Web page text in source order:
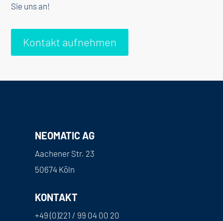
Sie uns an!
Kontakt aufnehmen
NEOMATIC AG
Aachener Str. 23
50674 Köln
KONTAKT
+49 (0)221 / 99 04 00 20